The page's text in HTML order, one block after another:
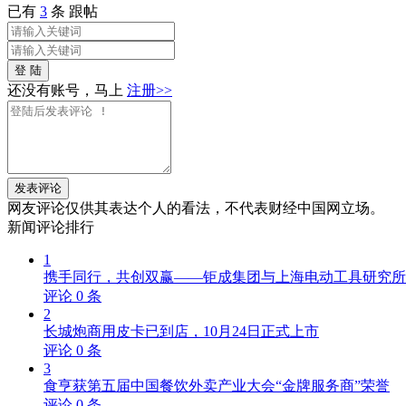
已有 3 条 跟帖
登 陆
还没有账号，马上 注册>>
发表评论
网友评论仅供其表达个人的看法，不代表财经中国网立场。
新闻评论排行
1
携手同行，共创双赢——钜成集团与上海电动工具研究
评论 0 条
2
长城炮商用皮卡已到店，10月24日正式上市
评论 0 条
3
食亨获第五届中国餐饮外卖产业大会“金牌服务商”荣誉